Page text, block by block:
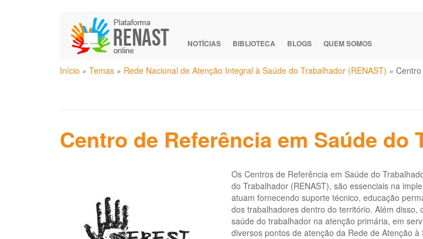
NOTÍCIAS BIBLIOTECA BLOGS QUEM SOMOS
Você
Início » Temas » Rede Nacional de Atenção Integral à Saúde do Trabalhador (RENAST) »
Centro de Referência em Saúde do
Os Centros de Referência em Saúde do
do Trabalhador (RENAST), são essenciais na
atuam fornecendo suporte técnico, educação
dos trabalhadores dentro do território. Além disso,
saúde do trabalhador na atenção primária, em
diversos pontos de atenção da Rede de Atenção à